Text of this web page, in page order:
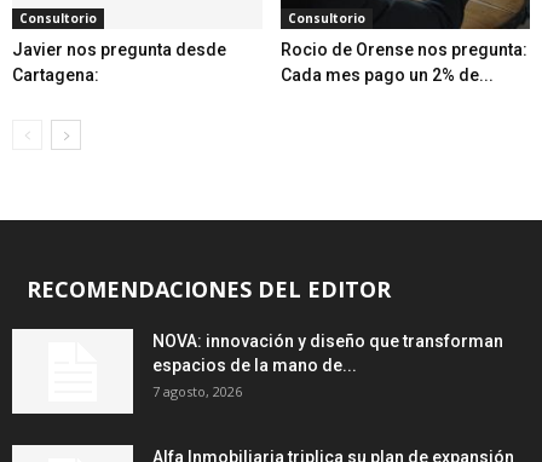
Consultorio
Javier nos pregunta desde
Cartagena:
Consultorio
Rocio de Orense nos pregunta:
Cada mes pago un 2% de...
RECOMENDACIONES DEL EDITOR
NOVA: innovación y diseño que transforman
espacios de la mano de...
7 agosto, 2026
Alfa Inmobiliaria triplica su plan de expansión